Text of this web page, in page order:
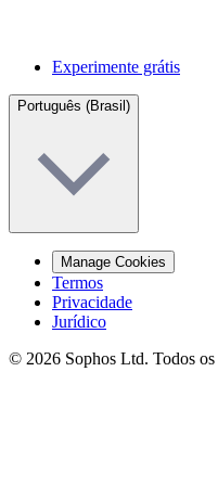
Experimente grátis
Português (Brasil)
Manage Cookies
Termos
Privacidade
Jurídico
© 2026 Sophos Ltd. Todos os